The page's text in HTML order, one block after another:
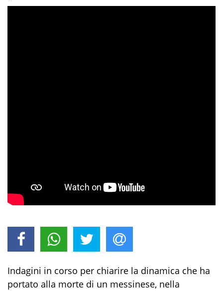
Indagini in corso per chiarire la dinamica che ha
portato alla morte di un messinese, nella